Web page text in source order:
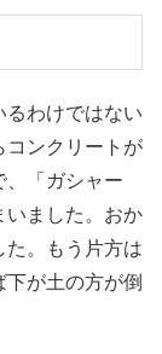
わけではない
コンクリートが
、「ガシャー
いました。おか
た。もう片方は
が土の方が倒